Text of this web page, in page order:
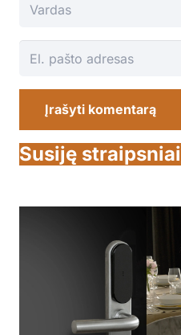
Įrašyti komentarą
Susiję straipsniai